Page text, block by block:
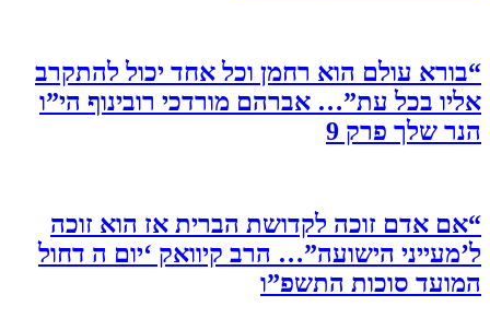
“בורא עולם הוא רחמן וכל אחד יכול להתקרב
אליו בכל עת”… אברהם מורדכי רובינוף הי”ו
הנר שלך פרק 9
“אם אדם זוכה לקדושת הברית אז הוא זוכה
ל’מעייני הישועה”… הרב קיוואק ‘יום ה דחול
המועד סוכות התשפ”ו